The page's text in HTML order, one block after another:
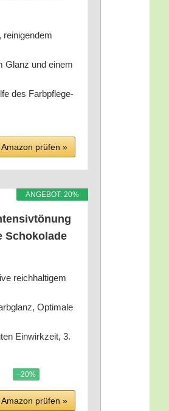
rei­ni­gen­dem
Glanz und einem
des Farb­pfle­ge-
prü­fen »
ANGE­BOT: 20%
Scho­ko­la­de
reich­hal­ti­gem
Opti­ma­le
Ein­wirk­zeit, 3.
−20%
prü­fen »